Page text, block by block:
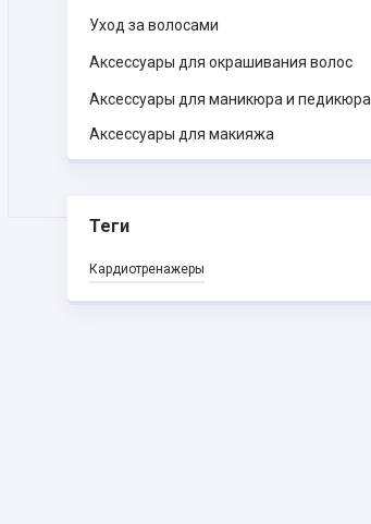
Уход за волосами
Аксессуары для окрашивания волос
Аксессуары для маникюра и педикюра
Аксессуары для макияжа
Теги
Кардиотренажеры